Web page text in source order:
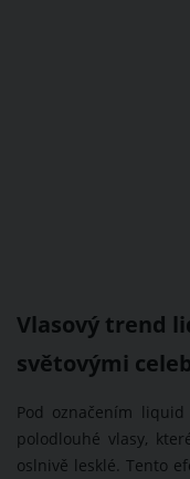
Vlasový trend
světovými
Pod označením
polodlouhé vlasy,
oslnivě lesklé. Tento